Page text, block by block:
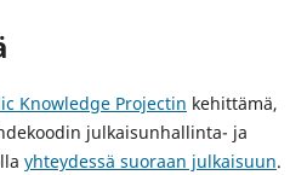
Knowledge Projectin kehittämä,
julkaisunhallinta- ja
yhteydessä suoraan julkaisuun.